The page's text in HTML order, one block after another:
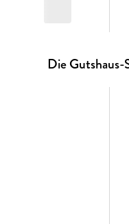
Die Gutshaus-